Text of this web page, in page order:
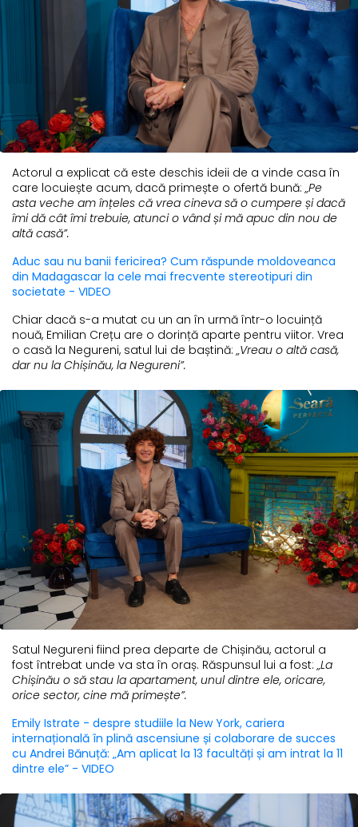
Actorul a explicat că este deschis ideii de a vinde casa în
care locuiește acum, dacă primește o ofertă bună:„Pe
asta veche am înțeles că vrea cineva să o cumpere și dacă
îmi dă cât îmi trebuie, atunci o vând și mă apuc din nou de
altă casă”.
Aduc sau nu banii fericirea? Cum răspunde moldoveanca
din Madagascar la cele mai frecvente stereotipuri din
societate - VIDEO
Chiar dacă s-a mutat cu un an în urmă într-o locuință
nouă, Emilian Crețu are o dorință aparte pentru viitor. Vrea
o casă la Negureni, satul lui de baștină:„Vreau o altă casă,
dar nu la Chișinău, la Negureni”.
Satul Negureni fiind prea departe de Chișinău, actorul a
fost întrebat unde va sta în oraș. Răspunsul lui a fost:„La
Chișinău o să stau la apartament, unul dintre ele, oricare,
orice sector, cine mă primește”.
Emily Istrate - despre studiile la New York, cariera
internațională în plină ascensiune și colaborare de succes
cu Andrei Bănuță: „Am aplicat la 13 facultăți și am intrat la 11
dintre ele” - VIDEO